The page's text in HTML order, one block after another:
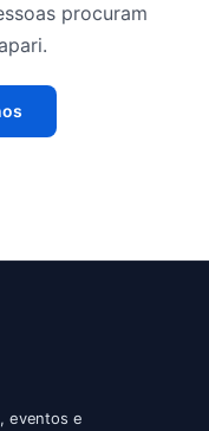
procuram
eventos e